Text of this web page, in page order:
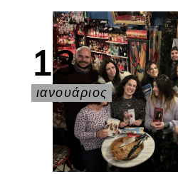
13
ιανουάριος